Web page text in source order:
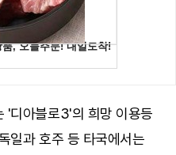
'디아블로3'의 희망 이용등
일과 호주 등 타국에서는